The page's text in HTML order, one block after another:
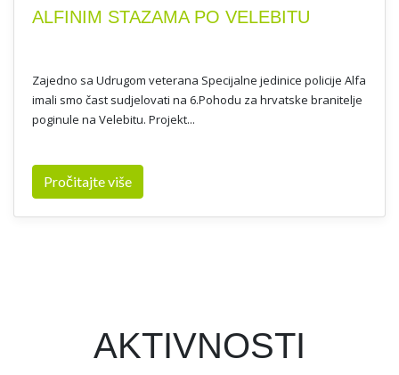
ALFINIM STAZAMA PO VELEBITU
Zajedno sa Udrugom veterana Specijalne jedinice policije Alfa
imali smo čast sudjelovati na 6.Pohodu za hrvatske branitelje
poginule na Velebitu. Projekt...
Pročitajte više
AKTIVNOSTI